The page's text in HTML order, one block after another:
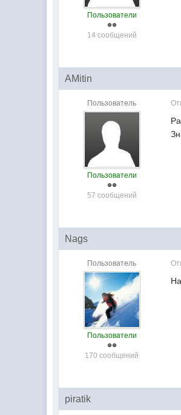
Пользователи
14 сообщений
AMitin
Пользователь
Пользователи
57 сообщений
Nags
Пользователь
Пользователи
170 сообщений
piratik